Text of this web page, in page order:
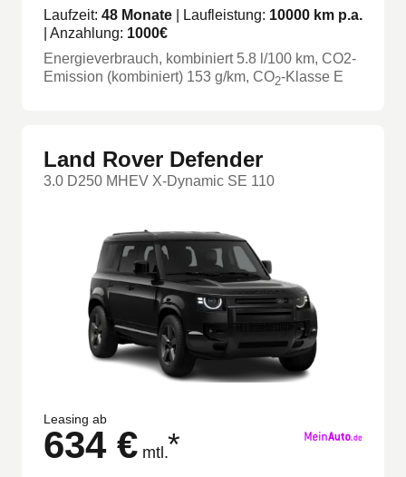
Laufzeit: 48 Monate | Laufleistung: 10000 km p.a.
| Anzahlung: 1000€
Energieverbrauch, kombiniert 5.8 l/100 km, CO2-
Emission (kombiniert) 153 g/km, CO2-Klasse E
Land Rover Defender
3.0 D250 MHEV X-Dynamic SE 110
Leasing ab
634 € mtl.*